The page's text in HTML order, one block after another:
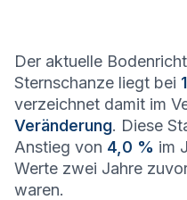
Der aktuelle
Sternschanze liegt bei
verzeichnet damit im
Veränderung. Diese
Anstieg von 4,0 % im
Werte zwei Jahre
waren.